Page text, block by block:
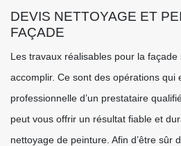
DEVIS NETTOYAGE ET
FAÇADE
Les travaux réalisables pour la façade
accomplir. Ce sont des opérations qui
professionnelle d’un prestataire
peut vous offrir un résultat fiable et
nettoyage de peinture. Afin d’être sûr